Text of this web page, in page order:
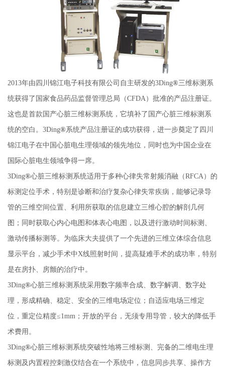
2013年由四川锦江电子科技有限公司自主研发的3Ding®三维标测系
统获得了国家食品药品监督管理总局（CFDA）批准的产品注册证。
这也是首款国产心脏三维标测系统，它填补了国产心脏三维标测系
统的空白。3Ding®系统产品注册证的成功获得，进一步奠定了四川
锦江电子在中国心脏电生理领域的领先地位，同时也为中国企业在
国际心脏电生领域争得一席。
3Ding®心脏三维标测系统适用于多种心律失常射频消融（RFCA）的
标测定位手术，特别是诊断和治疗复杂心律失常疾病，能够记录导
管的三维空间位置、利用所获取的信息建立三维心腔的解剖几何
图；同时获取心内心电图和体表心电图，以及进行激动时间标测、
激动传播标测等。为临床大夫提供了一个先进的三维立体综合信息
显示平台，减少手术中X线照射时间，提高疑难手术的成功率，特别
是在房扑、房颤的治疗中。
3Ding®心脏三维标测系统采用数字频率合成、数字解调、数字处
理，形成精确、稳定、安全的三维电场定位；自适应电场三维定
位，重定位精度≤1mm；开放的平台，无须专用导管，较大的降低手
术费用。
3Ding®心脏三维标测系统突破性地将三维标测、完备的二维电生理
标测及内置程控刺激仪结合在一个系统中，信息同步共享、操作方